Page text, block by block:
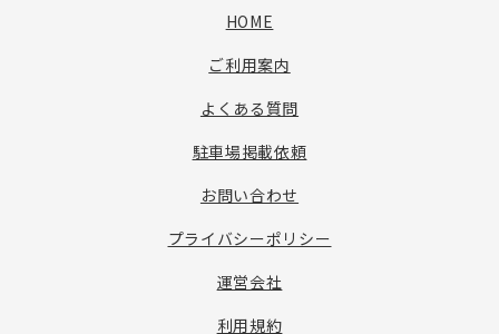
HOME
ご利用案内
よくある質問
駐車場掲載依頼
お問い合わせ
プライバシーポリシー
運営会社
利用規約